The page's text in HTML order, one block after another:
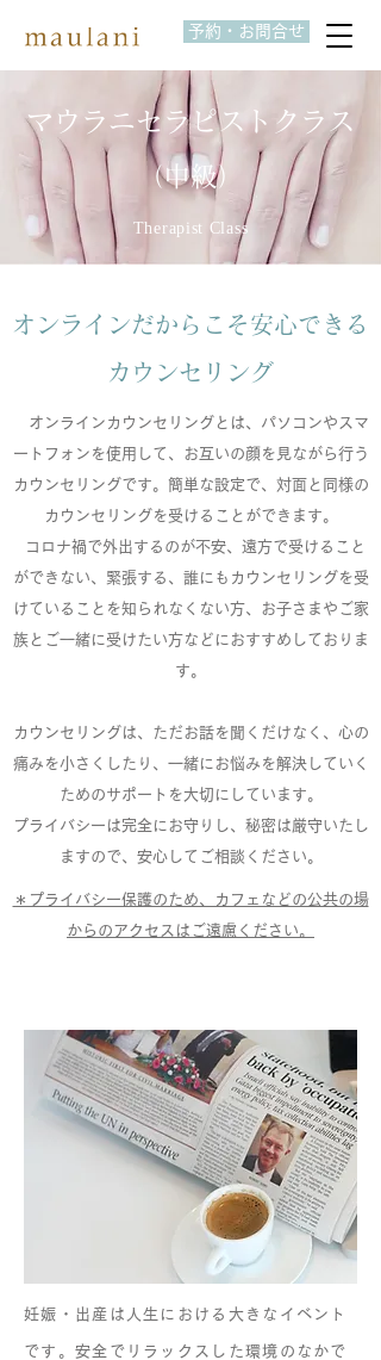
予約・お問合せ
マウラニセラピストクラス
（中級）
Therapist Class
オンラインだからこそ安心できる
カウンセリング
オンラインカウンセリングとは、パソコンやスマ
ートフォンを使用して、お互いの顔を見ながら行う
カウンセリングです。簡単な設定で、対面と同様の
カウンセリングを受けることができます。
コロナ禍で外出するのが不安、遠方で受けること
ができない、緊張する、誰にもカウンセリングを受
けていることを知られなくない方、お子さまやご家
族とご一緒に受けたい方などにおすすめしておりま
す。
カウンセリングは、ただお話を聞くだけなく、心の
痛みを小さくしたり、一緒にお悩みを解決していく
ためのサポートを大切にしています。
プライバシーは完全にお守りし、秘密は厳守いたし
ますので、安心してご相談ください。
＊プライバシー保護のため、カフェなどの公共の場
からのアクセスはご遠慮ください。
妊娠・出産は人生における大きなイベント
です。安全でリラックスした環境のなかで